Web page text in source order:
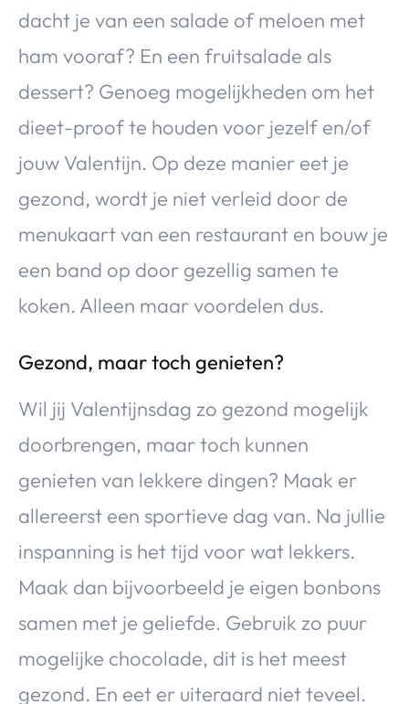
dacht je van een salade of meloen met
ham vooraf? En een fruitsalade als
dessert? Genoeg mogelijkheden om het
dieet-proof te houden voor jezelf en/of
jouw Valentijn. Op deze manier eet je
gezond, wordt je niet verleid door de
menukaart van een restaurant en bouw je
een band op door gezellig samen te
koken. Alleen maar voordelen dus.
Gezond, maar toch genieten?
Wil jij Valentijnsdag zo gezond mogelijk
doorbrengen, maar toch kunnen
genieten van lekkere dingen? Maak er
allereerst een sportieve dag van. Na jullie
inspanning is het tijd voor wat lekkers.
Maak dan bijvoorbeeld je eigen bonbons
samen met je geliefde. Gebruik zo puur
mogelijke chocolade, dit is het meest
gezond. En eet er uiteraard niet teveel.